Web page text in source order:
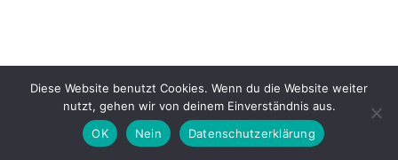
Diese Website benutzt Cookies. Wenn du die Website weiter
nutzt, gehen wir von deinem Einverständnis aus.
OK
Nein Datenschutzerklärung